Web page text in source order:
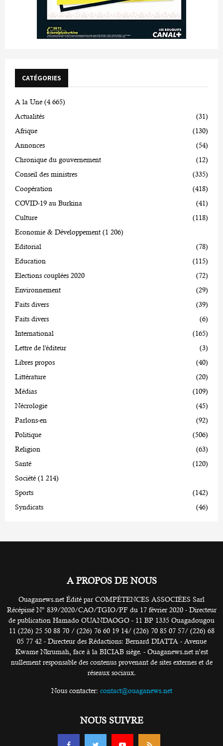
CATÉGORIES
A la Une (4 665)
Actualités
(31)
Afrique
(130)
Annonces
(54)
Chronique du gouvernement
(12)
Conseil des ministres
(335)
Coopération
(418)
COVID-19 au Burkina
(41)
Culture
(118)
Economie & Développement (1 206)
Editorial
(78)
Education
(115)
Elections couplées 2020
(72)
Environnement
(29)
Faits divers
(39)
Faits divers
(6)
International
(165)
Lettre de l'éditeur
(3)
Libres propos
(40)
Littérature
(20)
Médias
(109)
Nécrologie
(45)
Parlons-en
(92)
Politique
(506)
Religion
(63)
Santé
(120)
Société (1 214)
Sports
(142)
Syndicats
(46)
A PROPOS DE NOUS
Ouaganews.net Édité par COMPÉTENCES ASSOCIÉES Sarl
Récépissé N° 839/2020/CAO/TGIO/PF du 17 février 2020 - Directeur
de publication Hamado OUANDAOGO - 11 BP 1335 Ouagadougou
11 (226) 25 50 88 70 / (226) 76 60 19 14/ (226) 70 85 07 57/ (226) 68
05 77 42 - Directeur des Rédactions: Bernard DIATTA - Avenue
Kwame Nkrumah, face à la BICIAB siège. - Ouaganews.net n’est
nullement responsable des contenus provenant de sites externes et de
réseaux sociaux.
Nous contacter: contact@ouaganews.net
NOUS SUIVRE